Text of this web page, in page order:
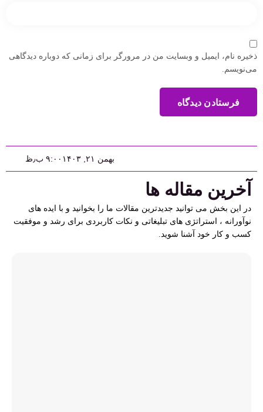
ذخیره نام، ایمیل و وبسایت من در مرورگر برای زمانی که دوباره دیدگاهی
می‌نویسم.
فرستادن دیدگاه
بهمن ۲۱, ۱۴۰۳ ۹:۰۰ ب٫ظ
آخرین مقاله ها
در این بخش می توانید جدیدترین مقالات ما را بخوانید و با ایده های
نوآورانه ، استراتژی های تبلیغاتی و نکات کاربردی برای رشد و موفقیت
کسب و کار خود آشنا شوید.